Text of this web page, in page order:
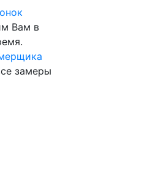
Вам в
замеры